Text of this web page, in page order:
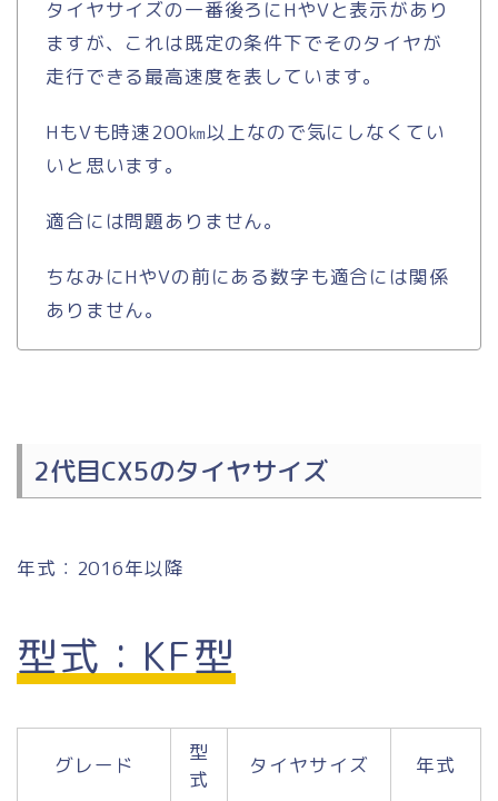
タイヤサイズの一番後ろにHやVと表示があり
ますが、これは既定の条件下でそのタイヤが
走行できる最高速度を表しています。
HもVも時速200㎞以上なので気にしなくてい
いと思います。
適合には問題ありません。
ちなみにHやVの前にある数字も適合には関係
ありません。
2代目CX5のタイヤサイズ
年式：2016年以降
型式：KF型
グレード
型
式
タイヤサイズ 年式